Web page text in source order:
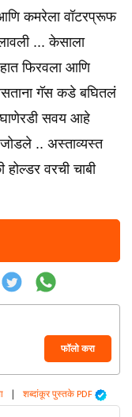
कमरेला वॉटरप्रूफ
... केसाला
फिरवला आणि
गॅस कडे बघितलं
घाणेरडी सवय आहे
जोडले .. अस्ताव्यस्त
वरची चाबी
फॉलो करा
| शब्दांकूर पुस्तके PDF